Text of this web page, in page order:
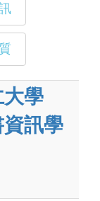
學
資訊學